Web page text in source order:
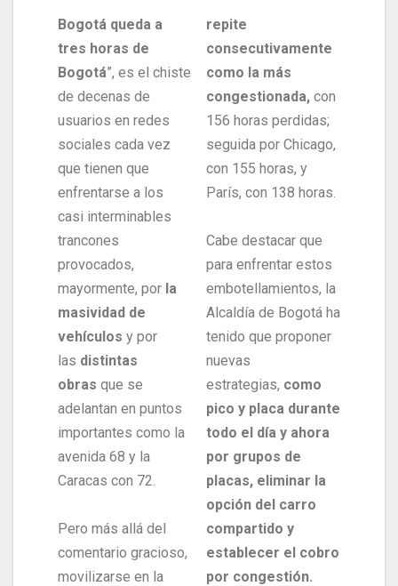
Bogotá queda a
tres horas de
Bogotá”, es el chiste
de decenas de
usuarios en redes
sociales cada vez
que tienen que
enfrentarse a los
casi interminables
trancones
provocados,
mayormente, por la
masividad de
vehículos y por
las distintas
obras que se
adelantan en puntos
importantes como la
avenida 68 y la
Caracas con 72.
Pero más allá del
comentario gracioso,
movilizarse en la
repite
consecutivamente
como la más
congestionada, con
156 horas perdidas;
seguida por Chicago,
con 155 horas, y
París, con 138 horas.
Cabe destacar que
para enfrentar estos
embotellamientos, la
Alcaldía de Bogotá ha
tenido que proponer
nuevas
estrategias, como
pico y placa durante
todo el día y ahora
por grupos de
placas, eliminar la
opción del carro
compartido y
establecer el cobro
por congestión.